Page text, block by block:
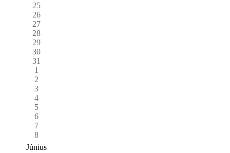
25
26
27
28
29
30
31
1
2
3
4
5
6
7
8
Június